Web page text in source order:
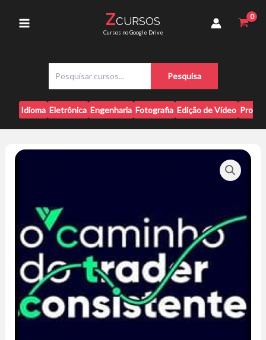
Menu
ZCURSOS
Cursos no Google Drive
s
q
u
i
a
Pesquisa
Idioma Eletrônica Engenharia Fotografia Edição de Vídeo
Consistente